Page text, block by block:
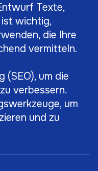
Texte,
ist wichtig,
die Ihre
vermitteln.
(SEO), um die
verbessern.
um
und zu